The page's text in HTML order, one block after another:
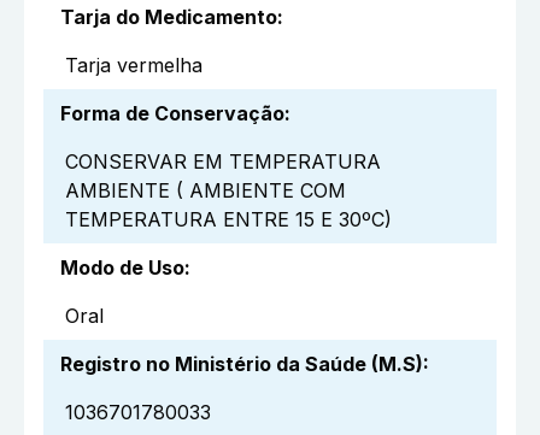
Tarja do Medicamento:
Tarja vermelha
Forma de Conservação:
CONSERVAR EM TEMPERATURA
AMBIENTE ( AMBIENTE COM
TEMPERATURA ENTRE 15 E 30ºC)
Modo de Uso:
Oral
Registro no Ministério da Saúde (M.S):
1036701780033